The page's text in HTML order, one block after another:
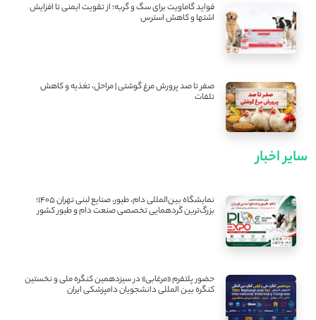
فواید گاماویت برای سگ و گربه؛ از تقویت ایمنی تا افزایش
اشتها و کاهش استرس
صفر تا صد پرورش مرغ گوشتی | مراحل، تغذیه و کاهش
تلفات
سایر اخبار
نمایشگاه بین‌المللی دام، طیور، صنایع لبنی تهران ۱۴۰۵؛
بزرگ‌ترین گردهمایی تخصصی صنعت دام و طیور کشور
حضور پلتفرم «مرغابی» در سیزدهمین کنگره ملی و نخستین
کنگره بین ‌المللی دانشجویان دامپزشکی ایران